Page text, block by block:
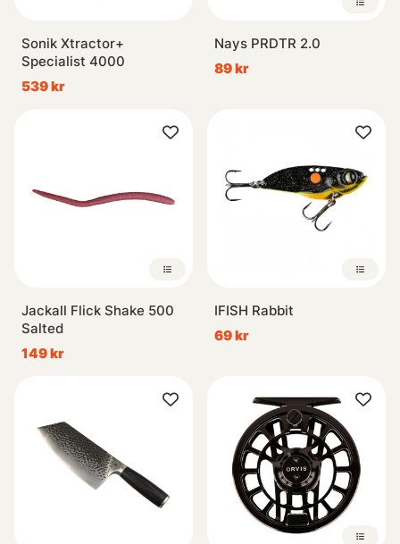
Sonik Xtractor+
Specialist 4000
539 kr
Nays PRDTR 2.0
89 kr
Jackall Flick Shake 500
Salted
149 kr
IFISH Rabbit
69 kr